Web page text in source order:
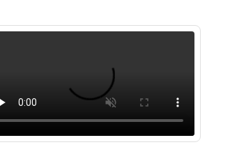
روزنامه‌های ورزشی شنبه ۱۷ مرداد ۱۴۰۵